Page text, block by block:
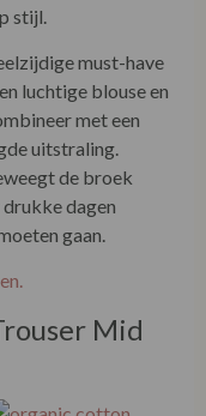
stijl.
must-have
luchtige blouse en
met een
uitstraling.
de broek
dagen
gaan.
Mid